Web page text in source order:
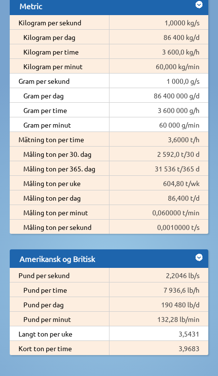
Metric
Kilogram per sekund
1,0000 kg/s
Kilogram per dag
86 400 kg/d
Kilogram per time
3 600,0 kg/h
Kilogram per minut
60,000 kg/min
Gram per sekund
1 000,0 g/s
Gram per dag
86 400 000 g/d
Gram per time
3 600 000 g/h
Gram per minut
60 000 g/min
Mätning ton per time
3,6000 t/h
Måling ton per 30. dag
2 592,0 t/30 d
Måling ton per 365. dag
31 536 t/365 d
Måling ton per uke
604,80 t/wk
Måling ton per dag
86,400 t/d
Måling ton per minut
0,060000 t/min
Måling ton per sekund
0,0010000 t/s
Amerikansk og Britisk
Pund per sekund
2,2046 lb/s
Pund per time
7 936,6 lb/h
Pund per dag
190 480 lb/d
Pund per minut
132,28 lb/min
Langt ton per uke
3,5431
Kort ton per time
3,9683